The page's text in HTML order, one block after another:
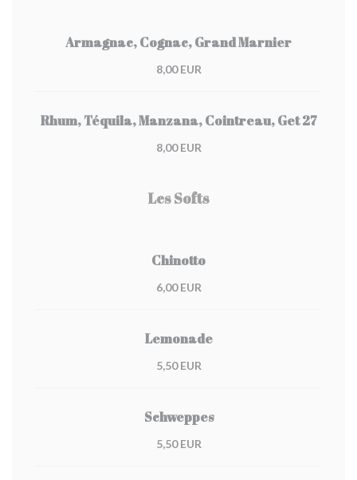
Armagnac, Cognac, Grand Marnier
8,00 EUR
Rhum, Téquila, Manzana, Cointreau, Get 27
8,00 EUR
Les Softs
Chinotto
6,00 EUR
Lemonade
5,50 EUR
Schweppes
5,50 EUR